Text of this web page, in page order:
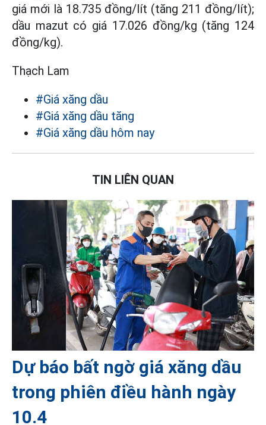
giá mới là 18.735 đồng/lít (tăng 211 đồng/lít);
dầu mazut có giá 17.026 đồng/kg (tăng 124
đồng/kg).
Thạch Lam
#Giá xăng dầu
#Giá xăng dầu tăng
#Giá xăng dầu hôm nay
TIN LIÊN QUAN
Dự báo bất ngờ giá xăng dầu
trong phiên điều hành ngày
10.4